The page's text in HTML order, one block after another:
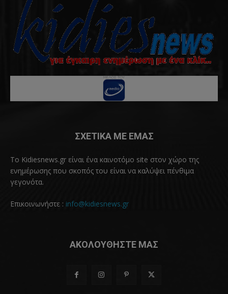
ΣΧΕΤΙΚΑ ΜΕ ΕΜΑΣ
Το Kidiesnews.gr είναι ένα καινοτόμο site στον χώρο της
ενημέρωσης που σκοπός του είναι να καλύψει πένθιμα
γεγονότα.
Επικοινωνήστε : info@kidiesnews.gr
ΑΚΟΛΟΥΘΗΣΤΕ ΜΑΣ